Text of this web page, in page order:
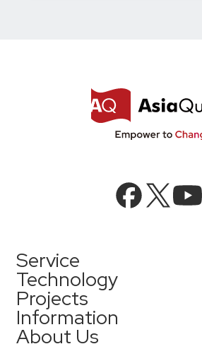
Service
AIインテグレーション
AIソリューション
Technology
AI／生成AI
Projects
Information
About Us